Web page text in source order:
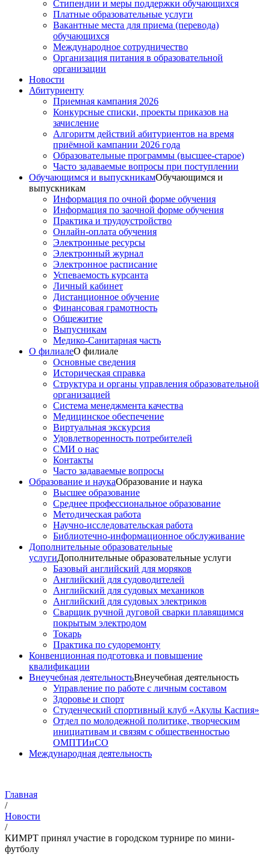
Стипендии и меры поддержки обучающихся
Платные образовательные услуги
Вакантные места для приема (перевода)
обучающихся
Международное сотрудничество
Организация питания в образовательной
организации
Новости
Абитуриенту
Приемная кампания 2026
Конкурсные списки, проекты приказов на
зачисление
Алгоритм действий абитуриентов на время
приёмной кампании 2026 года
Образовательные программы (высшее-старое)
Часто задаваемые вопросы при поступлении
Обучающимся и выпускникамОбучающимся и
выпускникам
Информация по очной форме обучения
Информация по заочной форме обучения
Практика и трудоустройство
Онлайн-оплата обучения
Электронные ресурсы
Электронный журнал
Электронное расписание
Успеваемость курсанта
Личный кабинет
Дистанционное обучение
Финансовая грамотность
Общежитие
Выпусникам
Медико-Санитарная часть
О филиалеО филиале
Основные сведения
Историческая справка
Структура и органы управления образовательной
организацией
Система менеджмента качества
Медицинское обеспечение
Виртуальная экскурсия
Удовлетворенность потребителей
СМИ о нас
Контакты
Часто задаваемые вопросы
Образование и наукаОбразование и наука
Высшее образование
Среднее профессиональное образование
Методическая работа
Научно-исследовательская работа
Библиотечно-информационное обслуживание
Дополнительные образовательные
услугиДополнительные образовательные услуги
Базовый английский для моряков
Английский для судоводителей
Английский для судовых механиков
Английский для судовых электриков
Cварщик ручной дуговой сварки плавящимся
покрытым электродом
Токарь
Практика по судоремонту
Конвенционная подготовка и повышение
квалификации
Внеучебная деятельностьВнеучебная деятельность
Управление по работе с личным составом
Здоровье и спорт
Студенческий спортивный клуб «Акулы Каспия»
Отдел по молодежной политике, творческим
инициативам и связям с общественностью
ОМПТИиСО
Международная деятельность
Главная
/
Новости
/
КИМРТ принял участие в городском турнире по мини-
футболу